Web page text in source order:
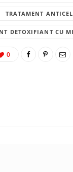
TRATAMENT
DETOXIFIANT CU
0